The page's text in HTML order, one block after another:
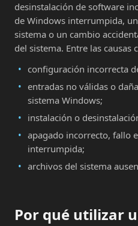
desinstalación de software
de Windows interrumpida,
sistema o un cambio
del sistema. Entre las causas
configuración incorrecta
entradas no válidas o
sistema Windows;
instalación o
apagado incorrecto, fallo
interrumpida;
archivos del sistema
Por qué utilizar